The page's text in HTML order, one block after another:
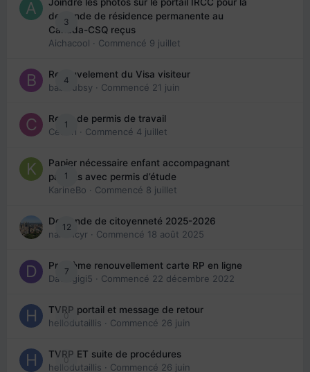
3
demande de résidence permanente au
Canada-CSQ reçus
Aichacool · Commencé 9 juillet
4
Renouvelement du Visa visiteur
babibubsy · Commencé 21 juin
1
Refus de permis de travail
Cedbri · Commencé 4 juillet
1
Papier nécessaire enfant accompagnant
parents avec permis d’étude
KarineBo · Commencé 8 juillet
12
Demande de citoyenneté 2025-2026
nanancyr · Commencé 18 août 2025
7
Problème renouvellement carte RP en ligne
Davidgigi5 · Commencé 22 décembre 2022
0
TVRP portail et message de retour
hellodutaillis · Commencé 26 juin
0
TVRP ET suite de procédures
hellodutaillis · Commencé 26 juin